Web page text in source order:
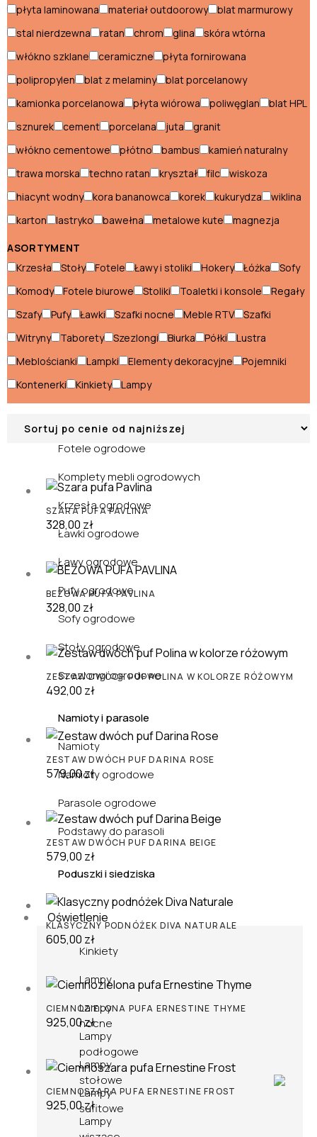
ogrodowe
Akcesoria ogrodowe
Dywany na taras
Piecyki pod ognisko
Skrzynie
Wózki ogrodowe
Dekoracje ogrodowe
Leżaki i longi
Hamaki
Leżaki ogrodowe
Łóżka ogrodowe
Fotele ogrodowe
Komplety mebli ogrodowych
Krzesła ogrodowe
Ławki ogrodowe
Ławy ogrodowe
Pufy ogrodowe
Sofy ogrodowe
Stoły ogrodowe
Szezlongi ogrodowe
Namioty i parasole
Namioty
Namioty ogrodowe
Parasole ogrodowe
Podstawy do parasoli
Poduszki i siedziska
Oświetlenie
Kinkiety
Lampy
Lampy
nocne
Lampy
podłogowe
Lampy
stołowe
Lampy
sufitowe
Lampy
płyta laminowana
materiał outdoorowy
blat marmurowy
stal nierdzewna
ratan chrom glina
skóra wtórna
włókno szklane
ceramiczne
płyta fornirowana
polipropylen
blat z melaminy
blat porcelanowy
kamionka porcelanowa
płyta wiórowa poliwęglan
blat HPL
sznurek
cement porcelana juta
granit
włókno cementowe
płótno bambus
kamień naturalny
trawa morska
techno ratan kryształ filc
wiskoza
hiacynt wodny
kora bananowca korek kukurydza
wiklina
karton
lastryko bawełna metalowe kute magnezja
ASORTYMENT
Krzesła
Stoły Fotele Ławy i stoliki Hokery Łóżka
Sofy
Komody
Fotele biurowe Stoliki Toaletki i konsole
Regały
Szafy
Pufy Ławki Szafki nocne Meble RTV
Szafki
Witryny
Taborety Szezlongi Biurka Półki
Lustra
Meblościanki
Lampki Elementy dekoracyjne
Pojemniki
Kontenerki
Kinkiety Lampy
SZARA PUFA PAVLINA
328,00 zł
BEŻOWA PUFA PAVLINA
328,00 zł
ZESTAW DWÓCH PUF POLINA W KOLORZE RÓŻOWYM
492,00 zł
ZESTAW DWÓCH PUF DARINA ROSE
579,00zł
ZESTAW DWÓCH PUF DARINA BEIGE
579,00 zł
KLASYCZNY PODNÓŻEK DIVA NATURALE
605,00 zł
CIEMNOZIELONA PUFA ERNESTINE THYME
925,00zł
CIEMNOSZARA PUFA ERNESTINE FROST
925,00zł